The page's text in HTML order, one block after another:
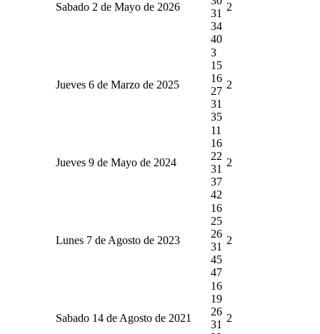
Sabado 2 de Mayo de 2026
31
34
40
2
Jueves 6 de Marzo de 2025
3
15
16
27
31
35
2
Jueves 9 de Mayo de 2024
11
16
22
31
37
42
2
Lunes 7 de Agosto de 2023
16
25
26
31
45
47
2
Sabado 14 de Agosto de 2021
16
19
26
31
2